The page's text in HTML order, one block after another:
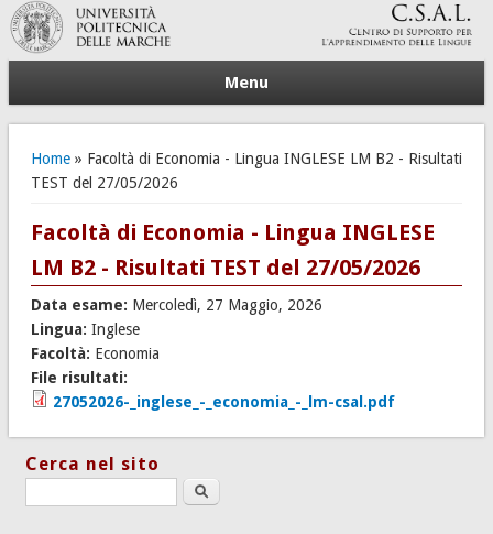
Menu
Tu sei qui
Home» Facoltà di Economia - Lingua INGLESE LM B2 - Risultati
TEST del 27/05/2026
Facoltà di Economia - Lingua INGLESE
LM B2 - Risultati TEST del 27/05/2026
Data esame: Mercoledì, 27 Maggio, 2026
Lingua: Inglese
Facoltà: Economia
File risultati:
27052026-_inglese_-_economia_-_lm-csal.pdf
Cerca nel sito
Search this site